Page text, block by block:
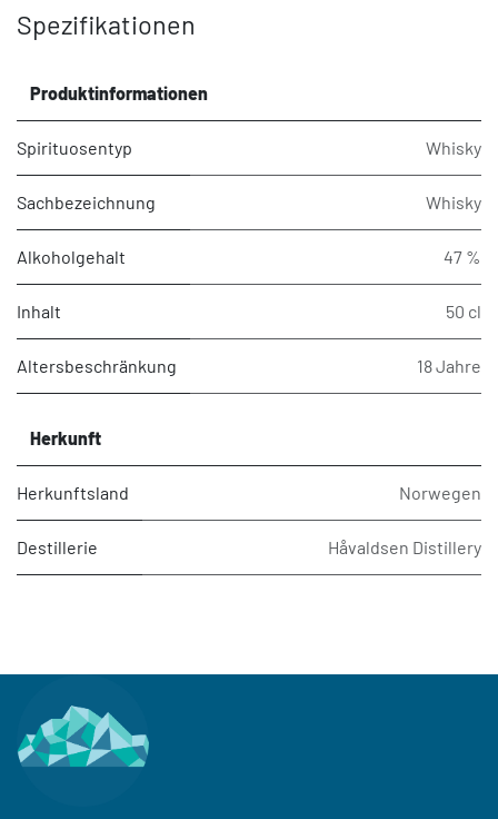
Spezifikationen
Produktinformationen
Spirituosentyp Whisky
Sachbezeichnung Whisky
Alkoholgehalt 47 %
Inhalt 50 cl
Altersbeschränkung 18 Jahre
Herkunft
Herkunftsland Norwegen
Destillerie Håvaldsen Distillery